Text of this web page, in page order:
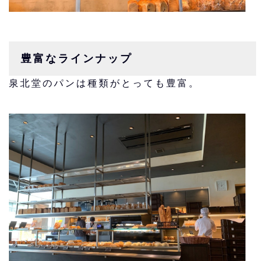
豊富なラインナップ
泉北堂のパンは種類がとっても豊富。